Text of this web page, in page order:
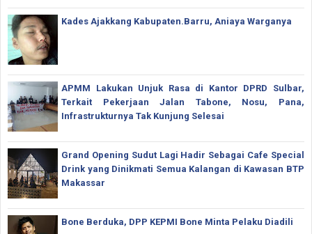
Kades Ajakkang Kabupaten.Barru, Aniaya Warganya
APMM Lakukan Unjuk Rasa di Kantor DPRD Sulbar,
Terkait Pekerjaan Jalan Tabone, Nosu, Pana,
Infrastrukturnya Tak Kunjung Selesai
Grand Opening Sudut Lagi Hadir Sebagai Cafe Special
Drink yang Dinikmati Semua Kalangan di Kawasan BTP
Makassar
Bone Berduka, DPP KEPMI Bone Minta Pelaku Diadili